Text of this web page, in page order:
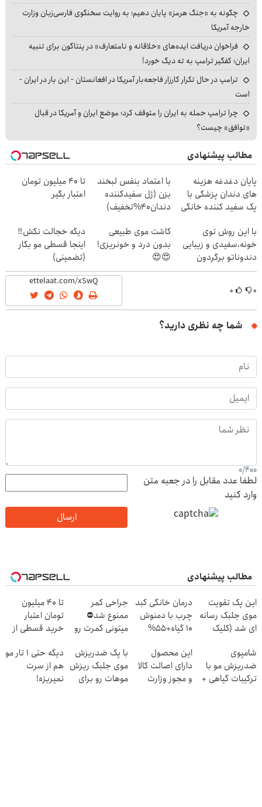
چگونه به «جنگ هرمز» پایان دهیم؛ به روایت سخنگوی فارسی‌زبان وزارت
خارجه آمریکا
فراخوان دریافت ایده‌های «خلاقانه و نامتعارف» در پنتاگون برای تنبیه
ایران؛ کفگیر ترامپ به ته دیگ خورد!
ترامپ در حال تکرار کارزار فاجعه‌بار آمریکا در افغانستان - این بار در ایران -
است
چرا ترامپ حمله به ایران را متوقف کرد؛ موضع ایران و آمریکا در قبال
«توافق» چیست؟
مطالب پیشنهادی
پایان دغدغه هزینه
های دندان پزشکی با
پک سفید کننده خانگی
با اعتماد بنفس لبخند
بزن (ژل سفیدکننده
دندان40%تخفیف)
تا ۴۰ میلیون تومان
اعتبار بگیر
با این روش توی
خونه،سفیدی و زیبایی
دندوناتو برگردون
(40%off)
کاشت موی طبیعی
بدون درد و خونریزی!
😍😍
دیگه خجالت نکش‼️
اینجا قسطی مو بکار
(تضمینی)
۰ ۰
شما چه نظری دارید؟
0/400
لطفا عدد مقابل را در جعبه متن
وارد کنید
ارسال
مطالب پیشنهادی
این پک تقویت
موی جلبک رسانه
ای شد (کلیک
بیشتر)
درمان خانگی کبد
چرب با دمنوش
10 گیاه+55%
جراحی کمر
ممنوع شد⛔
میتونی کمرت رو
کنی! 👈🏻
پرسش‌نامه
تا ۴۰ میلیون
تومان اعتبار
خرید قسطی از
شامپوی
ضدریزش مو با
ترکیبات گیاهی +
این محصول
دارای اصالت کالا
و مجوز وزارت
با پک ضدریزش
موی جلبک ریزش
موهات رو برای
دیگه حتی 1 تار مو
هم از سرت
نمیریزه!